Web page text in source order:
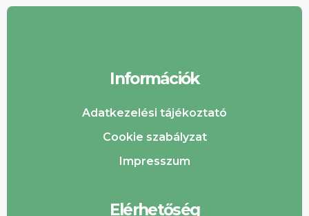
Információk
Adatkezelési tájékoztató
Cookie szabályzat
Impresszum
Elérhetőség